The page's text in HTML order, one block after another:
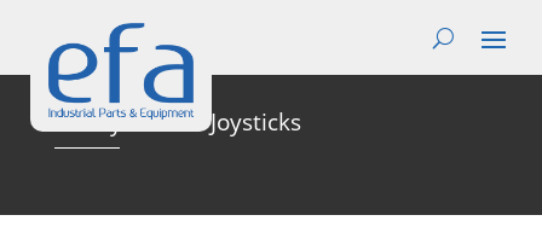
Penny & Giles Joysticks